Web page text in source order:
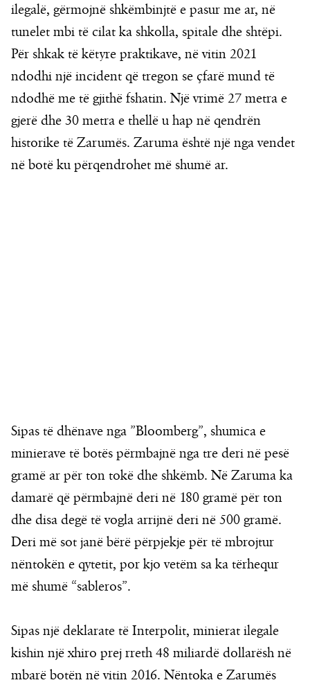
ilegalë, gërmojnë shkëmbinjtë e pasur me ar, në
tunelet mbi të cilat ka shkolla, spitale dhe shtëpi.
Për shkak të këtyre praktikave, në vitin 2021
ndodhi një incident që tregon se çfarë mund të
ndodhë me të gjithë fshatin. Një vrimë 27 metra e
gjerë dhe 30 metra e thellë u hap në qendrën
historike të Zarumës. Zaruma është një nga vendet
në botë ku përqendrohet më shumë ar.
Sipas të dhënave nga ”Bloomberg”, shumica e
minierave të botës përmbajnë nga tre deri në pesë
gramë ar për ton tokë dhe shkëmb. Në Zaruma ka
damarë që përmbajnë deri në 180 gramë për ton
dhe disa degë të vogla arrijnë deri në 500 gramë.
Deri më sot janë bërë përpjekje për të mbrojtur
nëntokën e qytetit, por kjo vetëm sa ka tërhequr
më shumë “sableros”.
Sipas një deklarate të Interpolit, minierat ilegale
kishin një xhiro prej rreth 48 miliardë dollarësh në
mbarë botën në vitin 2016. Nëntoka e Zarumës